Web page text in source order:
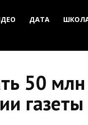
ДАТА
50
газеты